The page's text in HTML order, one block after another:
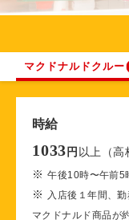
マクドナルドクルー
時給
1033 円 以上（高
※午後10時〜午前5
※
入店後１年間、
マクドナルド商品が